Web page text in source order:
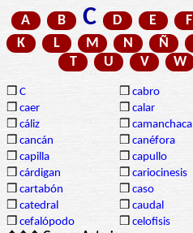
A B C D E F
K
L M N Ñ
T
U V W
❒ C ❒ cabro
❒ caer ❒ calar
❒ cáliz ❒ camanchaca
❒ cancán ❒ canéfora
❒ capilla ❒ capullo
❒ cárdigan ❒ cariocinesis
❒ cartabón ❒ caso
❒ catedral ❒ caudal
❒ cefalópodo ❒ celofisis